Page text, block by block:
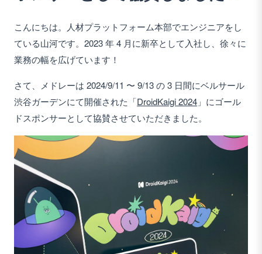
こんにちは。人材プラットフォーム本部でエンジニアをし
ている山河です。2023 年 4 月に新卒として入社し、徐々に
業務の幅を広げています！
さて、メドレーは 2024/9/11 〜 9/13 の 3 日間にベルサール
渋谷ガーデンにて開催された「DroidKaigi 2024 」にゴール
ドスポンサーとして協賛させていただきました。